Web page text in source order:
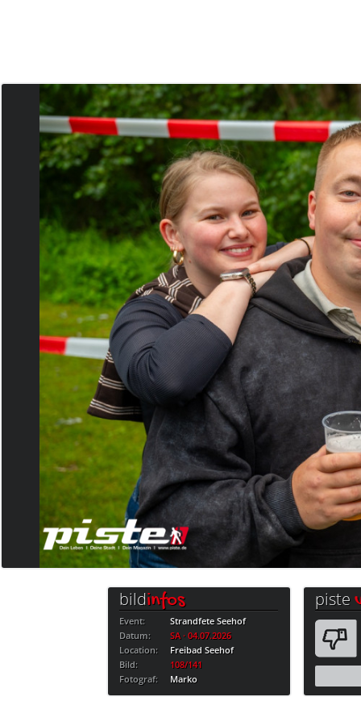
bildinfos
Event:
Strandfete Seehof
Datum:
SA · 04.07.2026
Location:
Freibad Seehof
Bild:
108/141
Fotograf:
Marko
piste